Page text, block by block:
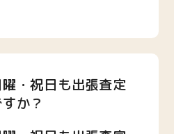
・祝日も出張査定
か？